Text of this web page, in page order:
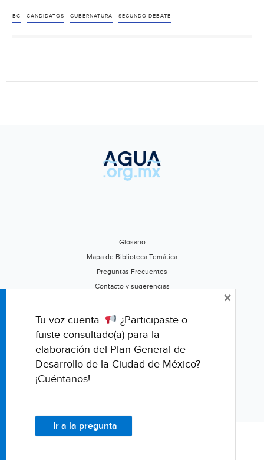
BC CANDIDATOS GUBERNATURA SEGUNDO DEBATE
Glosario
Mapa de Biblioteca Temática
Preguntas Frecuentes
Contacto y sugerencias
Califica este portal
Tu voz cuenta.
¿Participaste o
fuiste consultado(a) para la
elaboración del Plan General de
Desarrollo de la Ciudad de México?
¡Cuéntanos!
Ir a la pregunta
×